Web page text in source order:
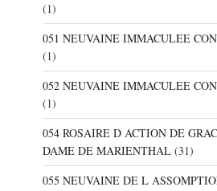
(1)
051 NEUVAINE IMMACULEE
(1)
052 NEUVAINE IMMACULEE
(1)
054 ROSAIRE D ACTION DE
DAME DE MARIENTHAL(31)
055 NEUVAINE DE L